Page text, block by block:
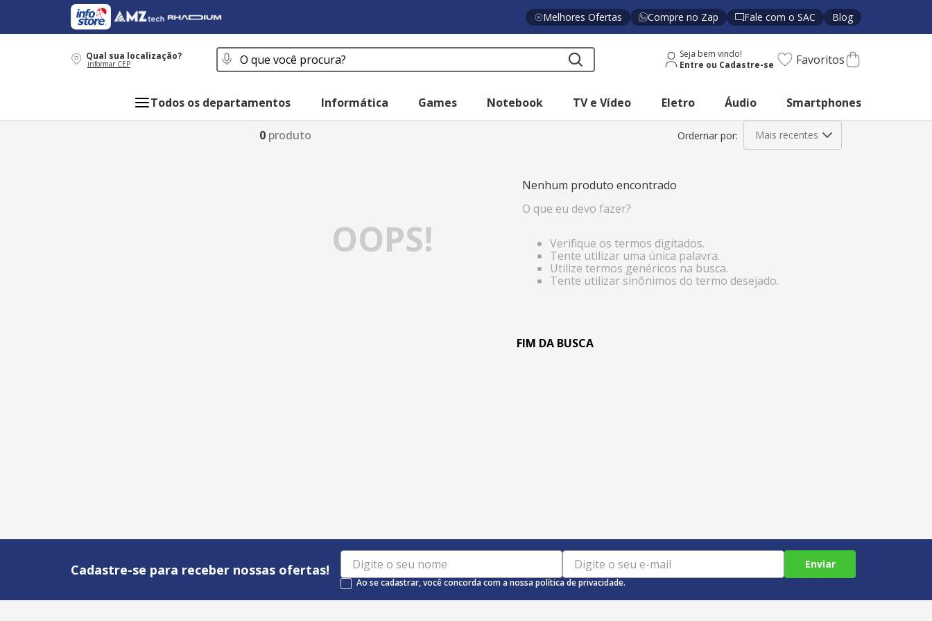
Melhores Ofertas Compre no Zap Fale com o SAC Blog
Qual sua localização?
informar CEP
O que você procura? Seja bem vindo! Favoritos
Todos os departamentos Informática Games Notebook TV e Vídeo Eletro Áudio Smartphones
0 produto Mais recentes
OOPS!
Nenhum produto encontrado
O que eu devo fazer?
Verifique os termos digitados.
Tente utilizar uma única palavra.
Utilize termos genéricos na busca.
Tente utilizar sinônimos do termo desejado.
Cadastre-se para receber nossas ofertas! Enviar
Ao se cadastrar, você concorda com a nossa política de privacidade.